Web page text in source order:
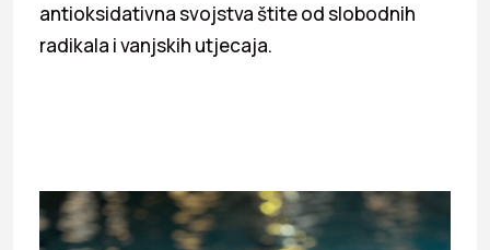
antioksidativna svojstva štite od slobodnih
radikala i vanjskih utjecaja.